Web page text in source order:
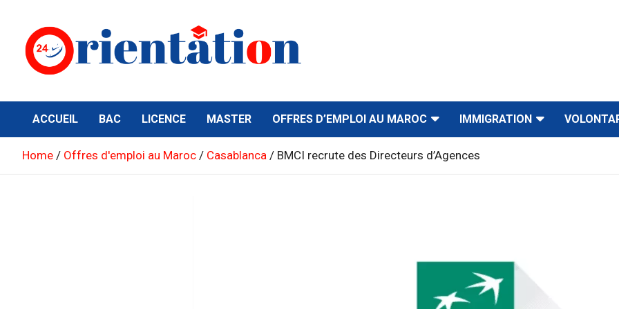
content
Orientation24
ACCUEIL BAC LICENCE MASTER OFFRES D’EMPLOI AU MAROC IMMIGRATION
Home Offres d'emploi au Maroc Casablanca BMCI recrute des Directeurs d’Agences